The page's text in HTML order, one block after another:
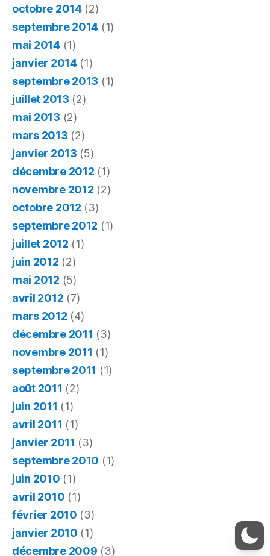
octobre 2014(2)
septembre 2014 (1)
mai 2014(1)
janvier 2014(1)
septembre 2013 (1)
juillet 2013 (2)
mai 2013 (2)
mars 2013 (2)
janvier 2013 (5)
décembre 2012 (1)
novembre 2012 (2)
octobre 2012 (3)
septembre 2012 (1)
juillet 2012 (1)
juin 2012 (2)
mai 2012 (5)
avril 2012 (7)
mars 2012 (4)
décembre 2011 (3)
novembre 2011 (1)
septembre 2011 (1)
août 2011 (2)
juin 2011 (1)
avril 2011 (1)
janvier 2011 (3)
septembre 2010 (1)
juin 2010 (1)
avril 2010 (1)
février 2010 (3)
janvier 2010 (1)
décembre 2009 (3)